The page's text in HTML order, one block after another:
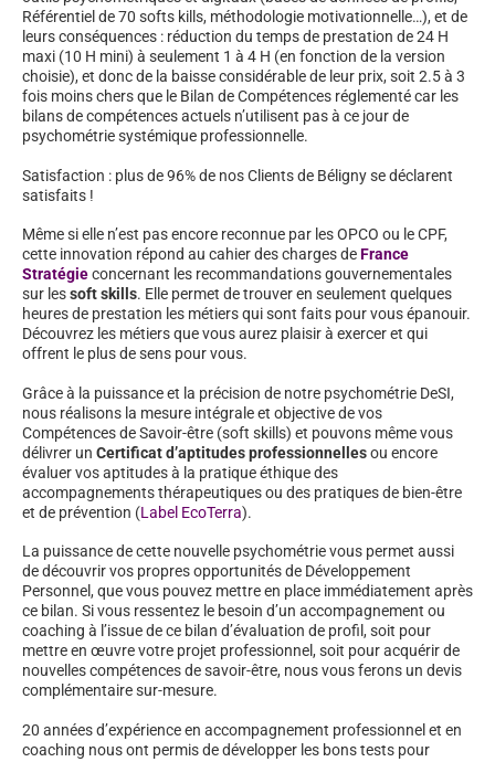
Référentiel de 70 softs kills, méthodologie motivationnelle…), et de
leurs conséquences : réduction du temps de prestation de 24 H
maxi (10 H mini) à seulement 1 à 4 H (en fonction de la version
choisie), et donc de la baisse considérable de leur prix, soit 2.5 à 3
fois moins chers que le Bilan de Compétences réglementé car les
bilans de compétences actuels n’utilisent pas à ce jour de
psychométrie systémique professionnelle.
Satisfaction : plus de 96% de nos Clients de Béligny se déclarent
satisfaits !
Même si elle n’est pas encore reconnue par les OPCO ou le CPF,
cette innovation répond au cahier des charges deFrance
Stratégieconcernant les recommandations gouvernementales
sur lessoft skills. Elle permet de trouver en seulement quelques
heures de prestation les métiers qui sont faits pour vous épanouir.
Découvrez les métiers que vous aurez plaisir à exercer et qui
offrent le plus de sens pour vous.
Grâce à la puissance et la précision de notre psychométrie DeSI,
nous réalisons la mesure intégrale et objective de vos
Compétences de Savoir-être (soft skills) et pouvons même vous
délivrer un Certificat d’aptitudes professionnellesou encore
évaluer vos aptitudes à la pratique éthique des
accompagnements thérapeutiques ou des pratiques de bien-être
et de prévention (Label EcoTerra).
La puissance de cette nouvelle psychométrie vous permet aussi
de découvrir vos propres opportunités de Développement
Personnel, que vous pouvez mettre en place immédiatement après
ce bilan. Si vous ressentez le besoin d’un accompagnement ou
coaching à l’issue de ce bilan d’évaluation de profil, soit pour
mettre en œuvre votre projet professionnel, soit pour acquérir de
nouvelles compétences de savoir-être, nous vous ferons un devis
complémentaire sur-mesure.
20 années d’expérience en accompagnement professionnel et en
coaching nous ont permis de développer les bons tests pour